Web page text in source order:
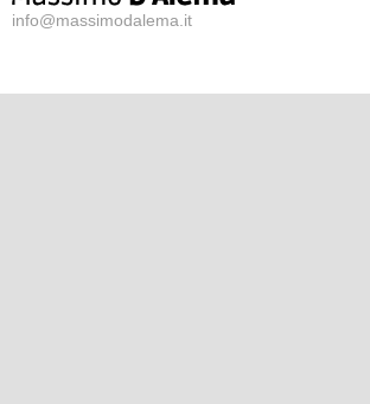
info@massimodalema.it